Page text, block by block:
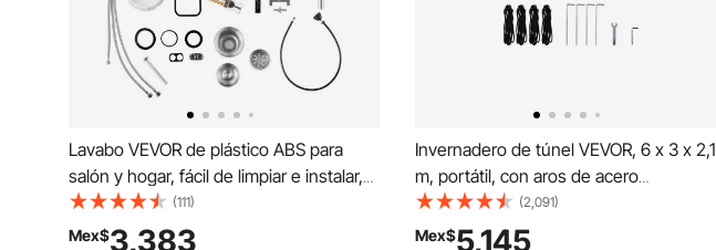
Lavabo VEVOR de plástico ABS para
salón y hogar, fácil de limpiar e instalar,
ideal para estilistas, spa, barbería y salón
de belleza, color negro.
(111)
Mex$3,383
Invernadero de túnel VEVOR, 6 x 3 x 2,1
m, portátil, con aros de acero
galvanizado, 3 vigas superiores, postes
diagonales, 2 puertas con cremallera y
(2,091)
Mex$5,145